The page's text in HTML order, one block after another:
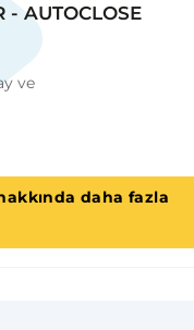
- AUTOCLOSE
ve
daha fazla